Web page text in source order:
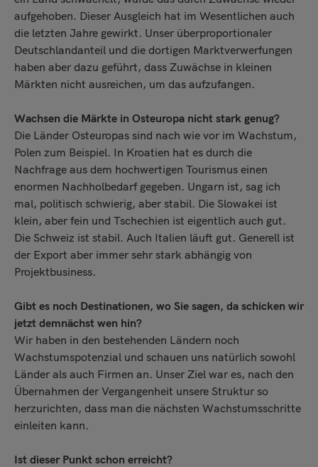
aufgehoben. Dieser Ausgleich hat im Wesentlichen auch
die letzten Jahre gewirkt. Unser überproportionaler
Deutschlandanteil und die dortigen Marktverwerfungen
haben aber dazu geführt, dass Zuwächse in kleinen
Märkten nicht ausreichen, um das aufzufangen.
Wachsen die Märkte in Osteuropa nicht stark genug?
Die Länder Osteuropas sind nach wie vor im Wachstum,
Polen zum Beispiel. In Kroatien hat es durch die
Nachfrage aus dem hochwertigen Tourismus einen
enormen Nachholbedarf gegeben. Ungarn ist, sag ich
mal, politisch schwierig, aber stabil. Die Slowakei ist
klein, aber fein und Tschechien ist eigentlich auch gut.
Die Schweiz ist stabil. Auch Italien läuft gut. Generell ist
der Export aber immer sehr stark abhängig von
Projektbusiness.
Gibt es noch Destinationen, wo Sie sagen, da schicken wir
jetzt demnächst wen hin?
Wir haben in den bestehenden Ländern noch
Wachstumspotenzial und schauen uns natürlich sowohl
Länder als auch Firmen an. Unser Ziel war es, nach den
Übernahmen der Vergangenheit unsere Struktur so
herzurichten, dass man die nächsten Wachstumsschritte
einleiten kann.
Ist dieser Punkt schon erreicht?